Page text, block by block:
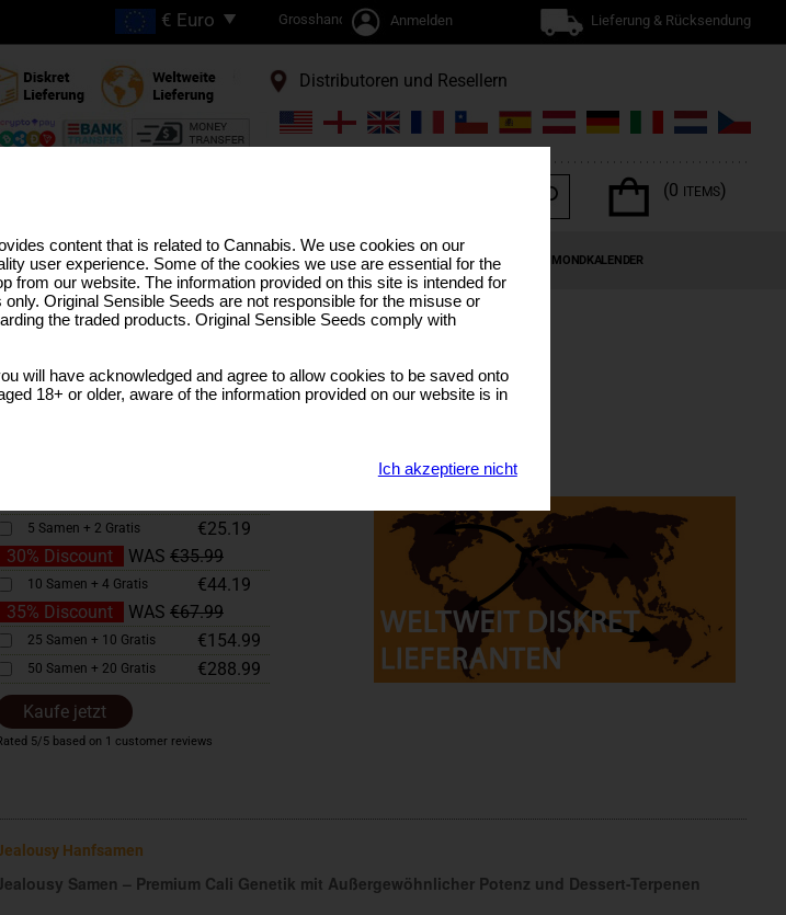
Grosshandel Anmelden Lieferung & Rücksendung
Distributoren und Resellern
(0 ITEMS)
SAATGUT USA ZÜCHTUNGEN BULK-SAMEN CANNABIS-TERPENE SONDERANGEBOTE MONDKALENDER
#41xSunset Sherbet
SELECT A GEBINDE
5 Samen + 2 Gratis
€25.19
30% Discount
WAS €35.99
10 Samen + 4 Gratis
€44.19
35% Discount
WAS €67.99
25 Samen + 10 Gratis €154.99
50 Samen + 20 Gratis €288.99
Kaufe jetzt
5/5 based on 1 customer reviews
Hanfsamen
Samen – Premium Cali Genetik mit Außergewöhnlicher Potenz und Dessert-Terpenen
content that is related to Cannabis. We use cookies on our
user experience. Some of the cookies we use are essential for the
from our website. The information provided on this site is intended for
Original Sensible Seeds are not responsible for the misuse or
the traded products. Original Sensible Seeds comply with
will have acknowledged and agree to allow cookies to be saved onto
18+ or older, aware of the information provided on our website is in
Ich akzeptiere nicht